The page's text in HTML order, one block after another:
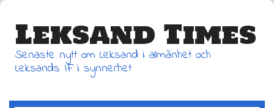
Leksand Times
Senaste nytt om Leksand i allmänhet och
Leksands IF i synnerhet